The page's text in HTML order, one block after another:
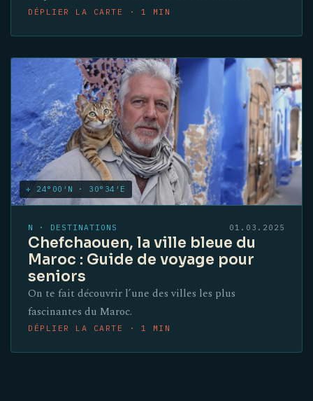
DÉPLIER LA CARTE · 1 MIN
✛ 24°00′N · 30°34′E
N · DESTINATIONS 01.03.2025
Chefchaouen, la ville bleue du
Maroc : Guide de voyage pour
seniors
On te fait découvrir l’une des villes les plus
fascinantes du Maroc.
DÉPLIER LA CARTE · 1 MIN